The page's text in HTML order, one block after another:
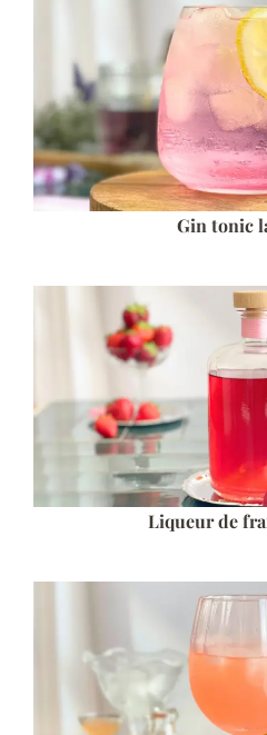
Gin tonic
Liqueur de